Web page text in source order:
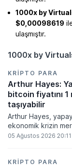
1000x by
$0,00098619
ulaşmıştır.
1000x by
KRIPTO PARA
Arthur Hayes:
bitcoin fiyatını
taşıyabilir
Arthur Hayes,
ekonomik krizin
basmaya
kayıplarının
05 Ağustos 2026 20:11
KRIPTO PARA